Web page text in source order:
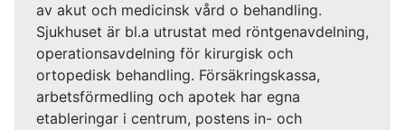
av akut och medicinsk vård o behandling.
Sjukhuset är bl.a utrustat med röntgenavdelning,
operationsavdelning för kirurgisk och
ortopedisk behandling. Försäkringskassa,
arbetsförmedling och apotek har egna
etableringar i centrum, postens in- och